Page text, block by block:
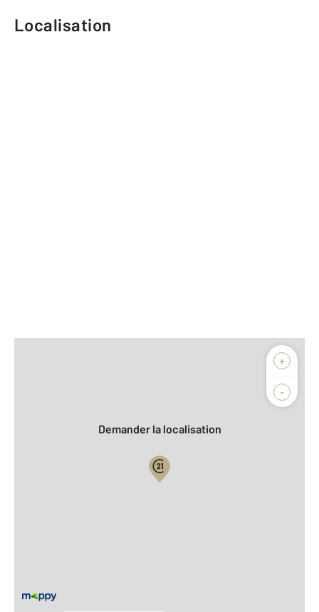
Localisation
+
-
Biens vendus
Demander la localisation
Année construction : 1985